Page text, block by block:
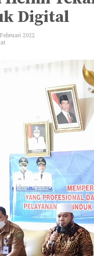
Digital
Digital
2022